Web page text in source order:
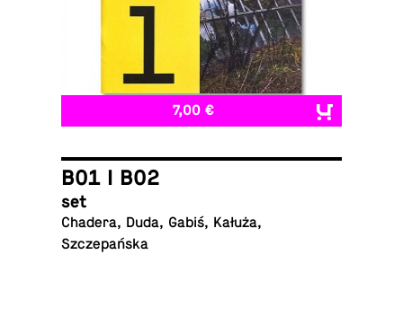
7,00 €
B01 I B02
set
Chadera, Duda, Gabiś, Kałuża,
Szczepańska